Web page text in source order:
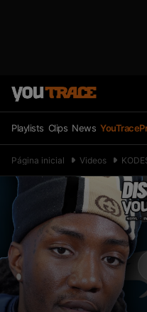
Playlists Clips News
Página inicial Videos